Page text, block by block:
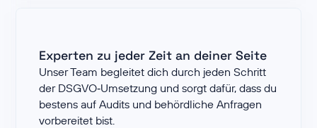
Experten zu jeder Zeit an deiner Seite
Unser Team begleitet dich durch jeden Schritt
der DSGVO‑Umsetzung und sorgt dafür, dass du
bestens auf Audits und behördliche Anfragen
vorbereitet bist.